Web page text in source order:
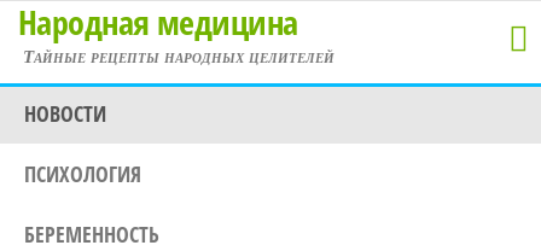
Перейти
содержимому
Народная медицина
Тайные рецепты народных целителей
НОВОСТИ
ПСИХОЛОГИЯ
БЕРЕМЕННОСТЬ